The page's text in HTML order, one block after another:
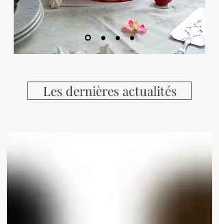
Les dernières actualités